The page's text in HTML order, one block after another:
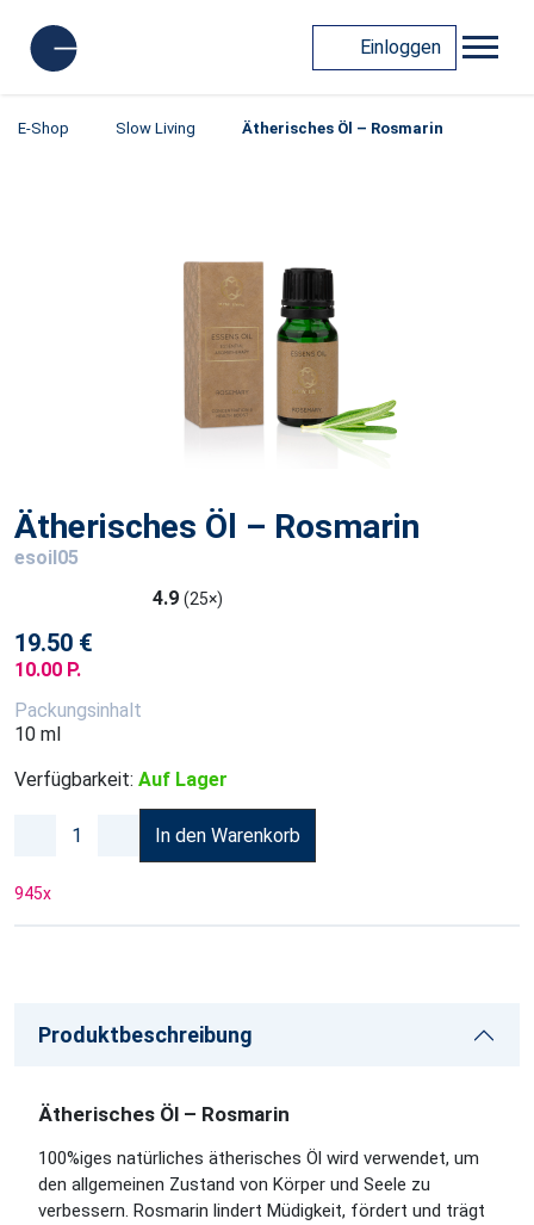
Einloggen
E-Shop Slow Living Ätherisches Öl – Rosmarin
Ätherisches Öl – Rosmarin
esoil05
4.9 (25×)
19.50 €
10.00 P.
Packungsinhalt
10 ml
Verfügbarkeit: Auf Lager
In den Warenkorb
945x
Produktbeschreibung
Ätherisches Öl – Rosmarin
100%iges natürliches ätherisches Öl wird verwendet, um
den allgemeinen Zustand von Körper und Seele zu
verbessern. Rosmarin lindert Müdigkeit, fördert und trägt